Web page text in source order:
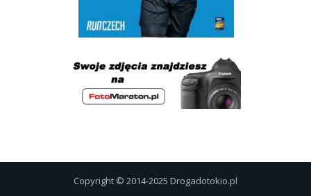
Copyright © 2014-2025 Drogadotokio.pl